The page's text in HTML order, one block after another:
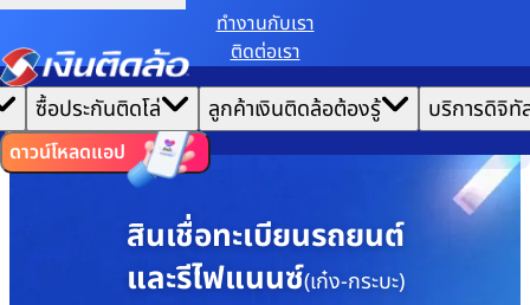
ทํางานกับเรา
ติดต่อเรา
|
ไทย EN
ซื้อประกันติดโล่ ลูกค้าเงินติดล้อต้องรู้ บริการดิจิทั
ดาวน์โหลดแอป
หน้าแรก
อยากได้เงินกู้
สินเชื่อทะเบียนรถเก๋ง - กระบะ
สินเชื่อทะเบียนรถยนต์
และรีไฟแนนซ์(เก๋ง-กระบะ)
เราขอเก็บข้อมูลตาม นโยบายการใช้คุกกี้ เพื่อมอบประสบการณ์การใช้งานเว็บไซต์ที่ดีที่สุดให้
คุณ
ตั้งค่าคุกกี้ ยอมรับคุกกี้ทั้งหมด